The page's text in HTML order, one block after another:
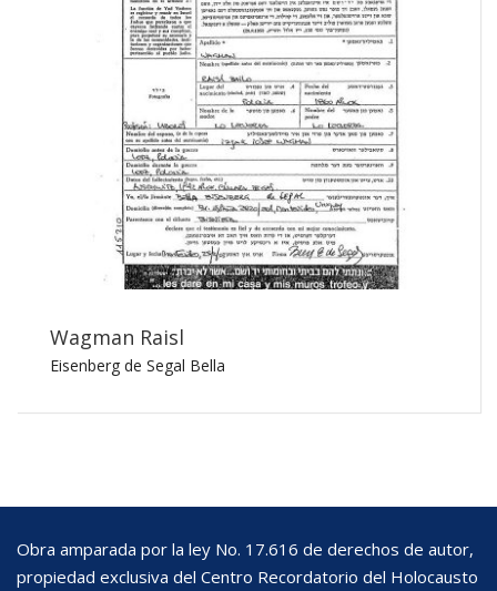
Wagman Raisl
Eisenberg de Segal Bella
Obra amparada por la ley No. 17.616 de derechos de autor,
propiedad exclusiva del Centro Recordatorio del Holocausto